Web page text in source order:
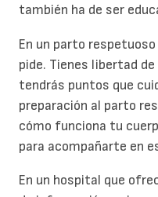
también ha de ser
En un parto
pide. Tienes libertad
tendrás puntos que
preparación al parto
cómo funciona tu
para acompañarte en
En un hospital que